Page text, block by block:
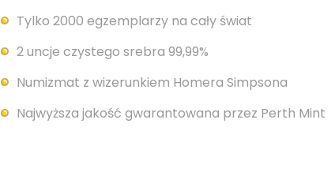
Tylko 2000 egzemplarzy na cały świat
2 uncje czystego srebra 99,99%
Numizmat z wizerunkiem Homera Simpsona
Najwyższa jakość gwarantowana przez Perth Mint